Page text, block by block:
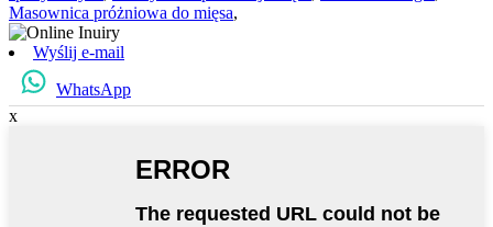
Masownica próżniowa do mięsa,
Wyślij e-mail
WhatsApp
x